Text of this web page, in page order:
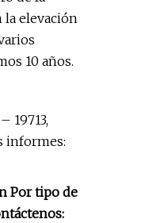
la elevación
10 años.
19713,
informes:
Por tipo de